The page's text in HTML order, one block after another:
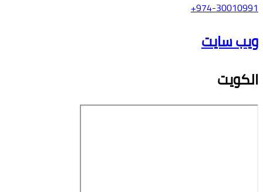
974-30010991+
ويب سايت
الكويت